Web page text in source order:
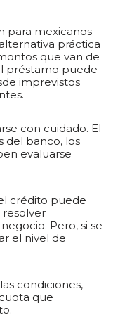
para mexicanos
práctica
que van de
préstamo puede
imprevistos
con cuidado. El
del banco, los
evaluarse
crédito puede
resolver
Pero, si se
el nivel de
condiciones,
que